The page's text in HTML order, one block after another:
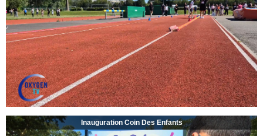
Inauguration Coin Des Enfants